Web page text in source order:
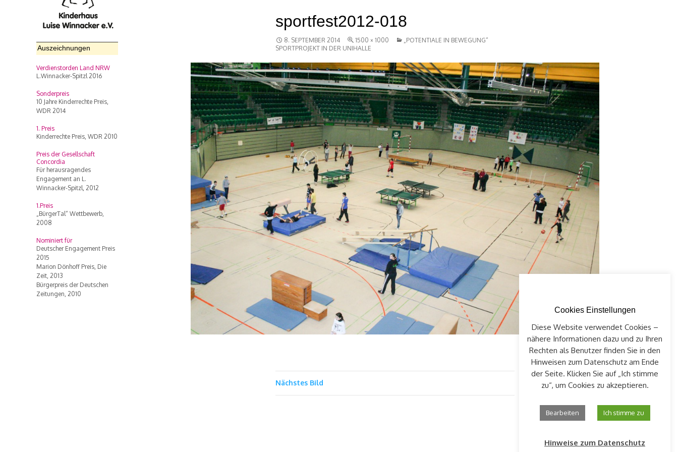
sportfest2012-018
8. SEPTEMBER 2014 1500 × 1000
„POTENTIALE IN BEWEGUNG“
SPORTPROJEKT IN DER UNIHALLE
Nächstes Bild
Auszeichnungen
Verdienstorden Land NRW
L.Winnacker-Spitzl 2016
Sonderpreis
10 Jahre Kinderrechte Preis,
WDR 2014
1. Preis
Kinderrechte Preis, WDR 2010
Preis der Gesellschaft
Concordia
Für herausragendes
Engagement an L.
Winnacker-Spitzl, 2012
1.Preis
„BürgerTal“ Wettbewerb,
2008
Nominiert für
Deutscher Engagement Preis
2015
Marion Dönhoff Preis, Die
Zeit, 2013
Bürgerpreis der Deutschen
Zeitungen, 2010
Cookies Einstellungen
Diese Website verwendet Cookies –
nähere Informationen dazu und zu Ihren
Rechten als Benutzer finden Sie in den
Hinweisen zum Datenschutz am Ende
der Seite. Klicken Sie auf „Ich stimme
zu“, um Cookies zu akzeptieren.
Bearbeiten Ich stimme zu
Hinweise zum Datenschutz